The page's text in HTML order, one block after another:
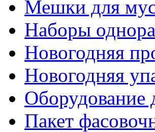
Мешки для
Наборы
Новогодняя
Новогодняя
Оборудование
Пакет